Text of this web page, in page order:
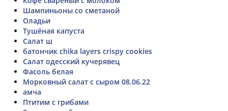
Шампиньоны со сметаной
Оладьи
Тушёная капуста
Салат ш
батончик chika layers crispy cookies
Салат одесский кучерявец
Фасоль белая
Морковный салат с сыром 08.06.22
амча
Птитим с грибами